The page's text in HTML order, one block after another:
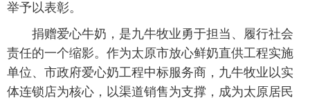
举予以表彰。
捐赠爱心牛奶，是九牛牧业勇于担当、履行社会
责任的一个缩影。作为太原市放心鲜奶直供工程实施
单位、市政府爱心奶工程中标服务商，九牛牧业以实
体连锁店为核心，以渠道销售为支撑，成为太原居民